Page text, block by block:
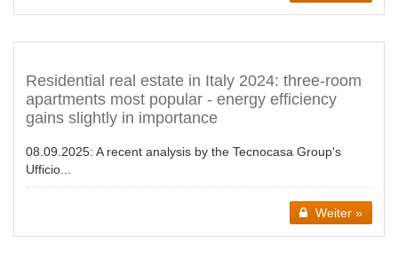
Residential real estate in Italy 2024: three-room
apartments most popular - energy efficiency
gains slightly in importance
08.09.2025: A recent analysis by the Tecnocasa Group's
Ufficio...
Weiter »